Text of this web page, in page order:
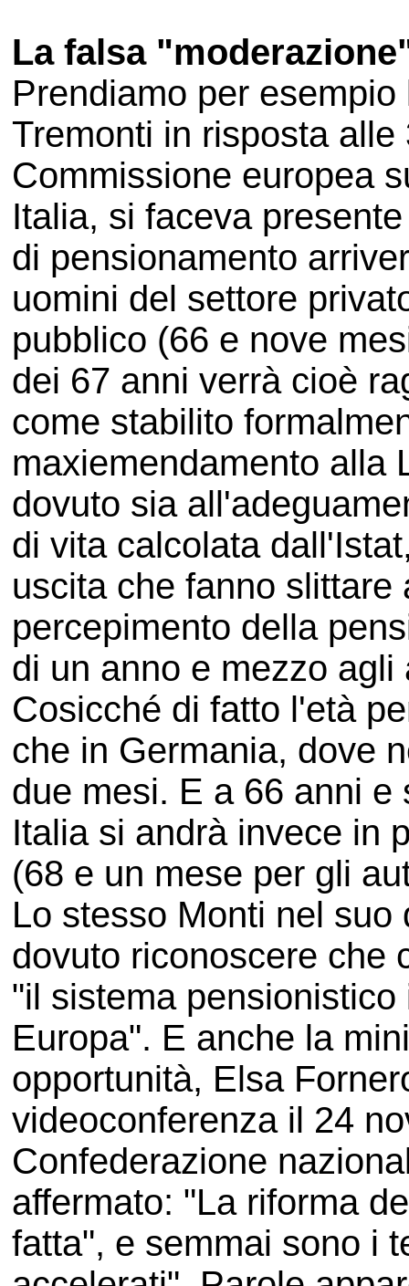
La falsa
Prendiamo per
Tremonti in risposta
Commissione europea
Italia, si faceva
di pensionamento
uomini del settore
pubblico (66 e nove
dei 67 anni verrà cioè
come stabilito
maxiemendamento alla
dovuto sia
di vita calcolata
uscita che fanno
percepimento della
di un anno e mezzo
Cosicché di fatto l'età
che in Germania, dove
due mesi. E a 66 anni
Italia si andrà invece in
(68 e un mese per gli
Lo stesso Monti nel
dovuto riconoscere che
"il sistema
Europa". E anche la
opportunità, Elsa
videoconferenza il 24
Confederazione
affermato: "La riforma
fatta", e semmai sono i